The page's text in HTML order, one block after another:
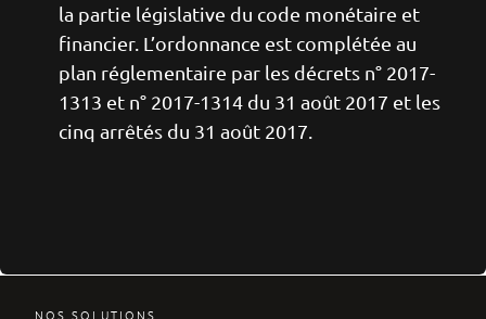
la partie législative du code monétaire et
financier. L’ordonnance est complétée au
plan réglementaire par les décrets n° 2017-
1313 et n° 2017-1314 du 31 août 2017 et les
cinq arrêtés du 31 août 2017.
NOS SOLUTIONS